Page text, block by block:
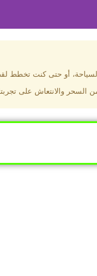
عالمية.
أو حتى كنت تخطط
السحر والانتعاش على